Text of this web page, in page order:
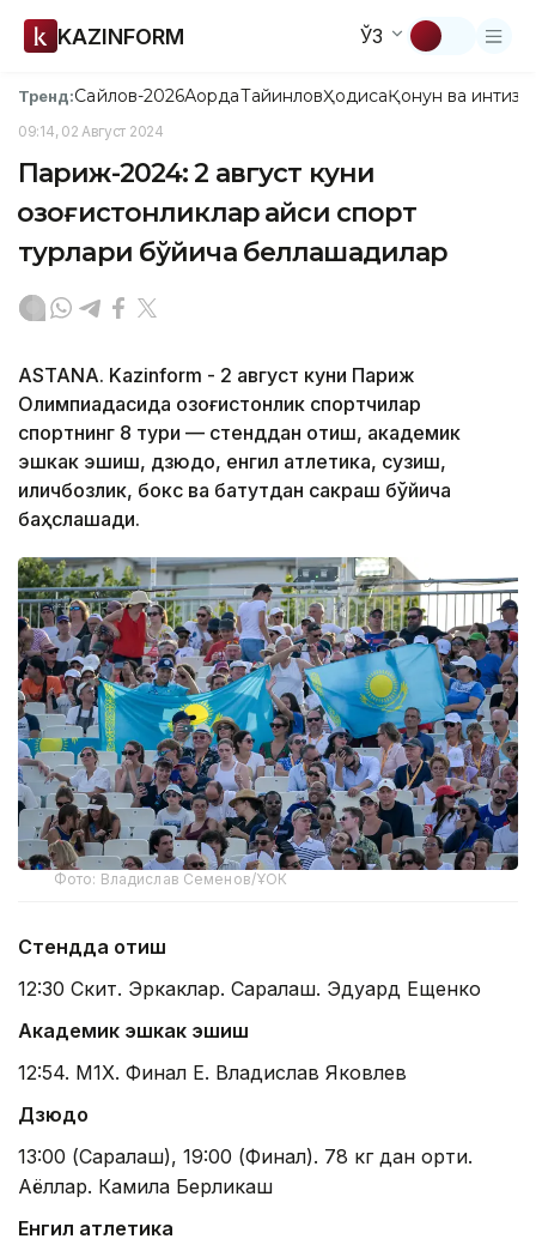
KAZINFORM ЎЗ
Тренд:Сайлов-2026АқордаТайинловҲодисаҚонун ва
09:14, 02 Август 2024
Париж-2024: 2 август куни
қозоғистонликлар қайси спорт
турлари бўйича беллашадилар
ASTANA. Kazinform - 2 август куни Париж
Олимпиадасида қозоғистонлик спортчилар
спортнинг 8 тури — стенддан отиш, академик
эшкак эшиш, дзюдо, енгил атлетика, сузиш,
қиличбозлик, бокс ва батутдан сакраш бўйича
баҳслашади.
Фото: Владислав Семенов/ҰОК
Стендда отиш
12:30 Скит. Эркаклар. Саралаш. Эдуард Ещенко
Академик эшкак эшиш
12:54. М1Х. Финал Е. Владислав Яковлев
Дзюдо
13:00 (Саралаш), 19:00 (Финал). 78 кг дан ортиқ.
Аёллар. Камила Берликаш
Енгил атлетика